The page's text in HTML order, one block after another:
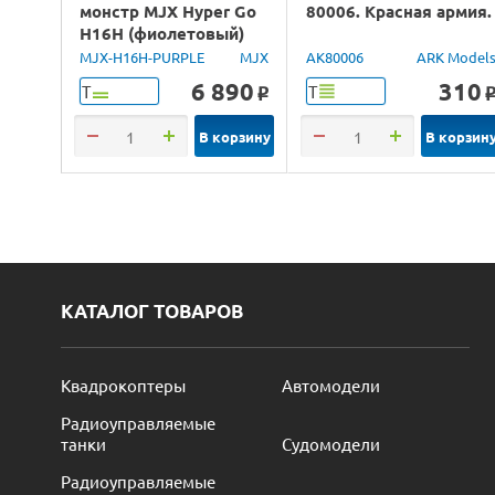
монстр MJX Hyper Go
H16H (фиолетовый)
4WD 2.4G LED GPS
1/16 RTR
MJX-H16H-PURPLE MJX
Т 6 890 o
В корзину
80006. Красная армия.
AK80006 ARK Models
Т 310 o
В
КАТАЛОГ ТОВАРОВ
Квадрокоптеры
Автомодели
Радиоуправляемые
танки
Судомодели
Радиоуправляемые